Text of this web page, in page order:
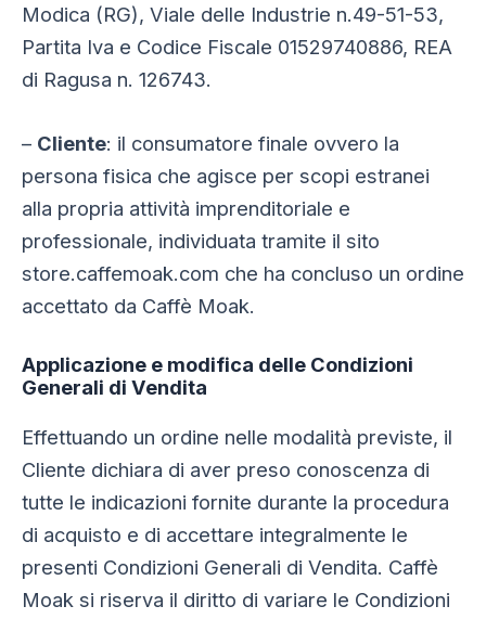
Modica (RG), Viale delle Industrie n.49-51-53,
Partita Iva e Codice Fiscale 01529740886, REA
di Ragusa n. 126743.
– Cliente: il consumatore finale ovvero la
persona fisica che agisce per scopi estranei
alla propria attività imprenditoriale e
professionale, individuata tramite il sito
store.caffemoak.com che ha concluso un ordine
accettato da Caffè Moak.
Applicazione e modifica delle Condizioni
Generali di Vendita
Effettuando un ordine nelle modalità previste, il
Cliente dichiara di aver preso conoscenza di
tutte le indicazioni fornite durante la procedura
di acquisto e di accettare integralmente le
presenti Condizioni Generali di Vendita. Caffè
Moak si riserva il diritto di variare le Condizioni